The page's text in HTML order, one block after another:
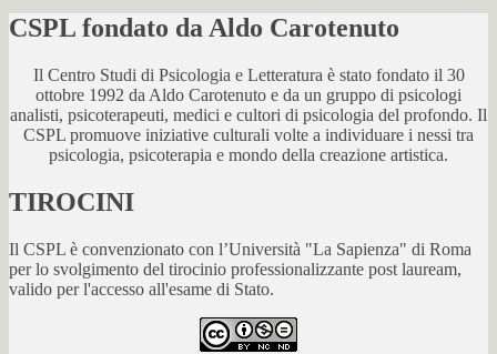
CSPL fondato da Aldo Carotenuto
Il Centro Studi di Psicologia e Letteratura è stato fondato il 30
ottobre 1992 da Aldo Carotenuto e da un gruppo di psicologi
analisti, psicoterapeuti, medici e cultori di psicologia del profondo. Il
CSPL promuove iniziative culturali volte a individuare i nessi tra
psicologia, psicoterapia e mondo della creazione artistica.
TIROCINI
Il CSPL è convenzionato con l’Università "La Sapienza" di Roma
per lo svolgimento del tirocinio professionalizzante post lauream,
valido per l'accesso all'esame di Stato.